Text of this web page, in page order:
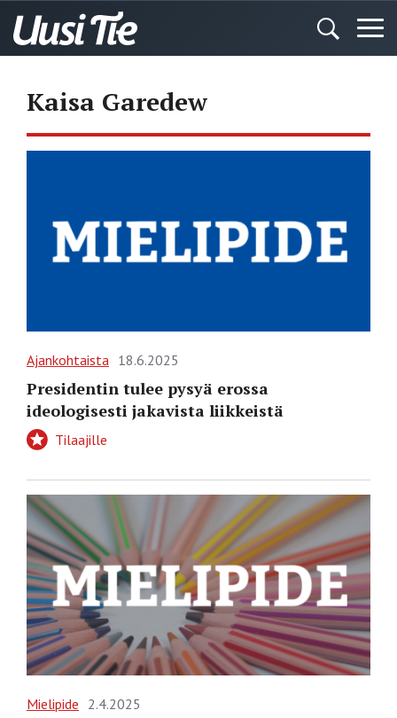
Kaisa Garedew
Ajankohtaista 18.6.2025
Presidentin tulee pysyä erossa
ideologisesti jakavista liikkeistä
Tilaajille
Mielipide 2.4.2025